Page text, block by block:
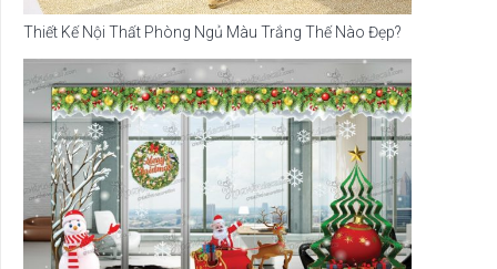
Thiết Kế Nội Thất Phòng Ngủ Màu Trắng Thế Nào Đẹp?